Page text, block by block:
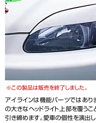
この製品は販売を終了しました。
アイラインは機能パーツではあり
の大きなヘッドライト上部を覆うこ
引き締めます。愛車の個性を演出